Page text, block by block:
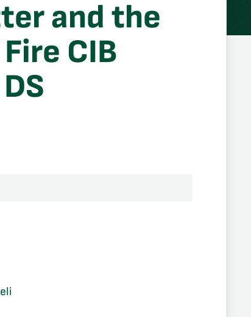
and the
CIB